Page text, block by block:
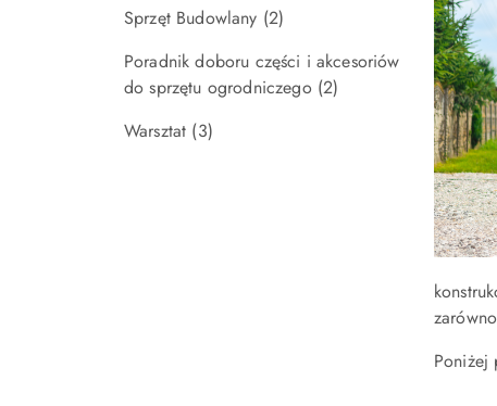
Sprzęt Budowlany (2)
Poradnik doboru części i akcesoriów
do sprzętu ogrodniczego (2)
Warsztat (3)
Poniżej